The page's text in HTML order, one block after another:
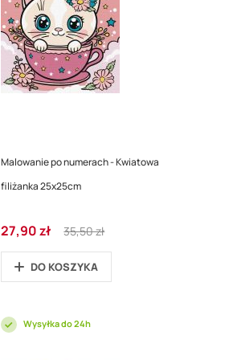
Malowanie po numerach - Kwiatowa
filiżanka 25x25cm
Cena
promocyjna
27,90 zł
Regular
Price
35,50 zł
DO KOSZYKA
Wysyłka do 24h